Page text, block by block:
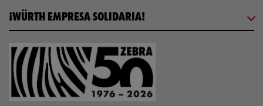
¡WÜRTH EMPRESA SOLIDARIA!